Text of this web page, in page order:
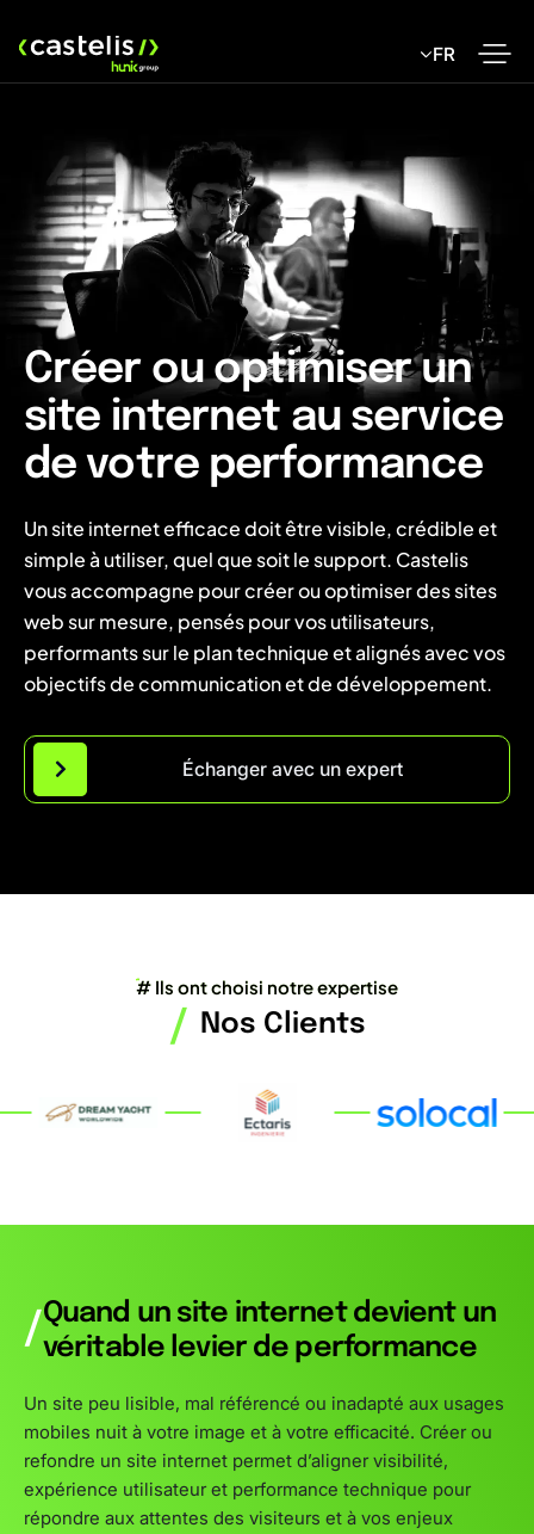
FR
Créer ou optimiser un
site internet au service
de votre performance
Un site internet efficace doit être visible, crédible et
simple à utiliser, quel que soit le support. Castelis
vous accompagne pour créer ou optimiser des sites
web sur mesure, pensés pour vos utilisateurs,
performants sur le plan technique et alignés avec vos
objectifs de communication et de développement.
Échanger avec un expert
# Ils ont choisi notre expertise
/ Nos Clients
/Quand un site internet devient un
véritable levier de performance
Un site peu lisible, mal référencé ou inadapté aux usages
mobiles nuit à votre image et à votre efficacité. Créer ou
refondre un site internet permet d’aligner visibilité,
expérience utilisateur et performance technique pour
répondre aux attentes des visiteurs et à vos enjeux